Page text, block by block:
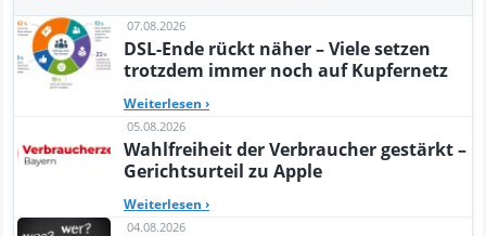
07.08.2026
DSL-Ende rückt näher – Viele setzen
trotzdem immer noch auf Kupfernetz
Weiterlesen ›
05.08.2026
Wahlfreiheit der Verbraucher gestärkt –
Gerichtsurteil zu Apple
Weiterlesen ›
04.08.2026